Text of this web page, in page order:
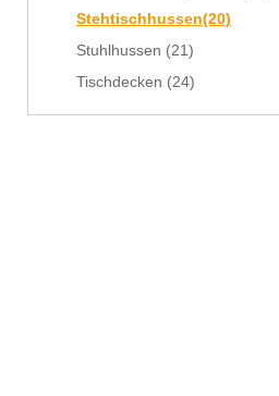
Stehtischhussen(20)
Stuhlhussen (21)
Tischdecken (24)